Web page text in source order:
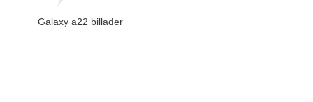
Galaxy a22 billader